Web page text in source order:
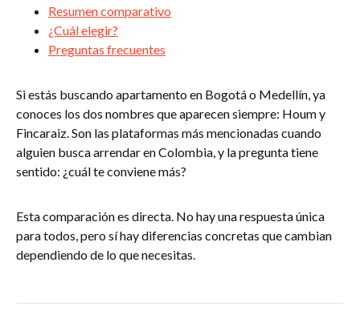
Resumen comparativo
¿Cuál elegir?
Preguntas frecuentes
Si estás buscando apartamento en Bogotá o Medellín, ya
conoces los dos nombres que aparecen siempre: Houm y
Fincaraiz. Son las plataformas más mencionadas cuando
alguien busca arrendar en Colombia, y la pregunta tiene
sentido: ¿cuál te conviene más?
Esta comparación es directa. No hay una respuesta única
para todos, pero sí hay diferencias concretas que cambian
dependiendo de lo que necesitas.